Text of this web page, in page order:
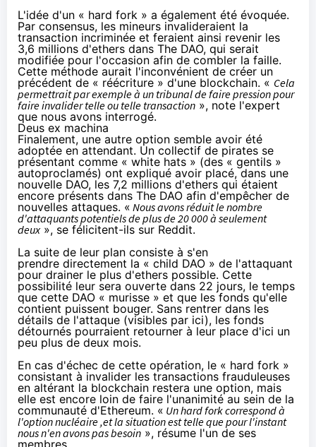
L'idée d'un « hard fork » a également été évoquée.
Par consensus, les mineurs invalideraient la
transaction incriminée et feraient ainsi revenir les
3,6 millions d'ethers dans The DAO, qui serait
modifiée pour l'occasion afin de combler la faille.
Cette méthode aurait l'inconvénient de créer un
précédent de « réécriture » d'une blockchain. « Cela
permettrait par exemple à un tribunal de faire pression pour
faire invalider telle ou telle transaction », note l'expert
que nous avons interrogé.
Deus ex machina
Finalement, une autre option semble avoir été
adoptée en attendant. Un collectif de pirates se
présentant comme « white hats » (des « gentils »
autoproclamés) ont expliqué avoir placé,dans une
nouvelle DAO, les 7,2 millions d'ethers qui étaient
encore présents dans The DAO afin d'empêcher de
nouvelles attaques. « Nous avons réduit le nombre
d'attaquants potentiels de plus de 20 000 à seulement
deux», se félicitent-ils sur Reddit.
La suite de leur plan consiste à s'en
prendre directement la « child DAO » de l'attaquant
pour drainer le plus d'ethers possible. Cette
possibilité leur sera ouverte dans 22 jours, le temps
que cette DAO « murisse » et que les fonds qu'elle
contient puissent bouger. Sans rentrer dans les
détails de l'attaque (visibles par ici), les fonds
détournés pourraient retourner à leur place d'ici un
peu plus de deux mois.
En cas d'échec de cette opération, le « hard fork »
consistant à invalider les transactions frauduleuses
en altérant la blockchain restera une option, mais
elle est encore loin de faire l'unanimité au sein de la
communauté d'Ethereum. « Un hard fork correspond à
l'option nucléaire ,et la situation est telle que pour l'instant
nous n'en avons pas besoin », résume l'un de ses
membres.